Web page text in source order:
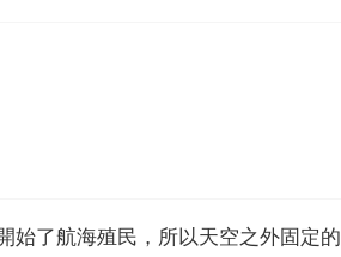
始了航海殖民，所以天空之外固定的